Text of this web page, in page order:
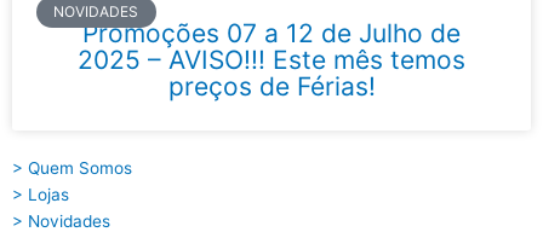
NOVIDADES
Promoções 07 a 12 de Julho de
2025 – AVISO!!! Este mês temos
preços de Férias!
> Quem Somos
> Lojas
> Novidades